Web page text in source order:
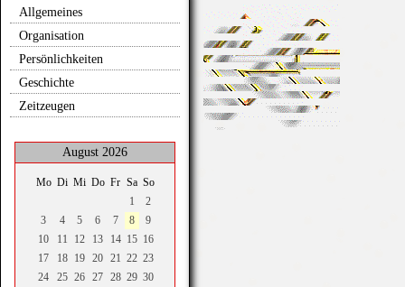
Allgemeines
Organisation
Persönlichkeiten
Geschichte
Zeitzeugen
August 2026
Mo Di Mi Do Fr Sa So
1
2
3
4 5 6 7 8
9
10
11 12 13 14 15 16
17
18 19 20 21 22 23
24
25 26 27 28 29 30